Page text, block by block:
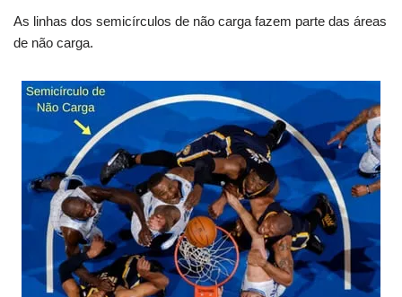
As linhas dos semicírculos de não carga fazem parte das áreas
de não carga.